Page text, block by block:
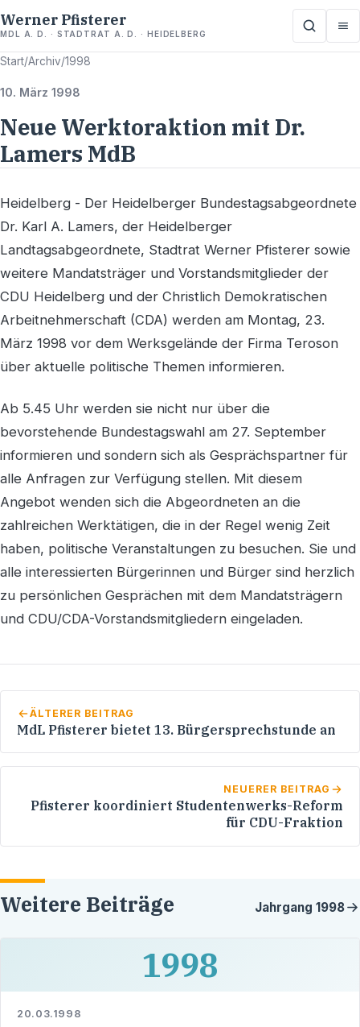
Werner Pfisterer
MDL A. D. · STADTRAT A. D. · HEIDELBERG
Start/Archiv/1998
10. März 1998
Neue Werktoraktion mit Dr.
Lamers MdB
Heidelberg - Der Heidelberger Bundestagsabgeordnete
Dr. Karl A. Lamers, der Heidelberger
Landtagsabgeordnete, Stadtrat Werner Pfisterer sowie
weitere Mandatsträger und Vorstandsmitglieder der
CDU Heidelberg und der Christlich Demokratischen
Arbeitnehmerschaft (CDA) werden am Montag, 23.
März 1998 vor dem Werksgelände der Firma Teroson
über aktuelle politische Themen informieren.
Ab 5.45 Uhr werden sie nicht nur über die
bevorstehende Bundestagswahl am 27. September
informieren und sondern sich als Gesprächspartner für
alle Anfragen zur Verfügung stellen. Mit diesem
Angebot wenden sich die Abgeordneten an die
zahlreichen Werktätigen, die in der Regel wenig Zeit
haben, politische Veranstaltungen zu besuchen. Sie und
alle interessierten Bürgerinnen und Bürger sind herzlich
zu persönlichen Gesprächen mit dem Mandatsträgern
und CDU/CDA-Vorstandsmitgliedern eingeladen.
ÄLTERER BEITRAG
MdL Pfisterer bietet 13. Bürgersprechstunde an
NEUERER BEITRAG
Pfisterer koordiniert Studentenwerks-Reform
für CDU-Fraktion
Weitere Beiträge Jahrgang 1998
1998
20.03.1998